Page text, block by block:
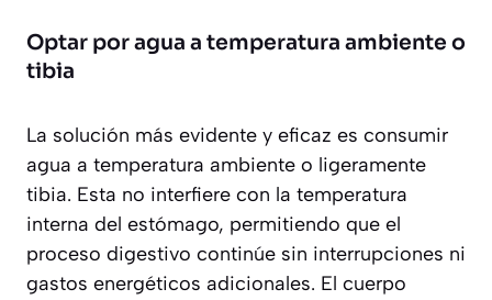
Optar por agua a temperatura ambiente o
tibia
La solución más evidente y eficaz es consumir
agua a temperatura ambiente o ligeramente
tibia. Esta no interfiere con la temperatura
interna del estómago, permitiendo que el
proceso digestivo continúe sin interrupciones ni
gastos energéticos adicionales. El cuerpo